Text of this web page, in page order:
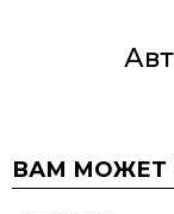
ВАМ МОЖЕТ